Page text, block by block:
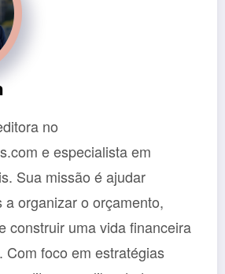
no
e especialista em
Sua missão é ajudar
a organizar o orçamento,
construir uma vida financeira
Com foco em estratégias